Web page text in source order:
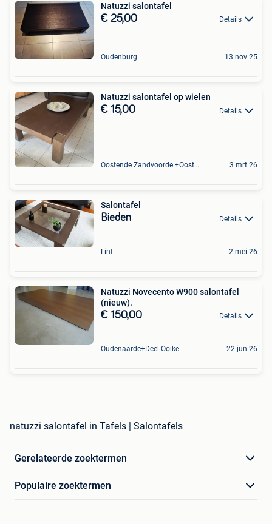
Natuzzi salontafel
€ 25,00 Details
Oudenburg 13 nov 25
Natuzzi salontafel op wielen
€ 15,00 Details
Oostende Zandvoorde +Oostende 3 mrt 26
Salontafel
Bieden Details
Lint 2 mei 26
Natuzzi Novecento W900 salontafel
(nieuw).
€ 150,00 Details
Oudenaarde+Deel Ooike 22 jun 26
natuzzi salontafel in Tafels | Salontafels
Gerelateerde zoektermen
Populaire zoektermen